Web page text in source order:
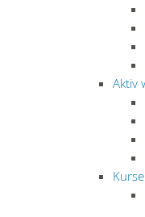
Aktiv
Kurse